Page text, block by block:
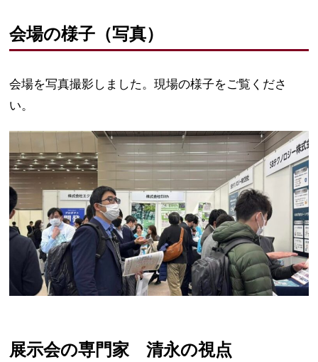
会場の様子（写真）
会場を写真撮影しました。現場の様子をご覧くださ
い。
展示会の専門家 清永の視点